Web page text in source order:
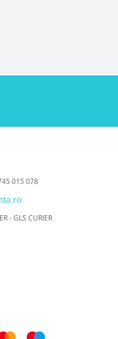
015 078
- GLS CURIER